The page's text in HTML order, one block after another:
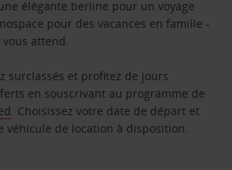
élégante berline pour un voyage
pour des vacances en famille -
attend.
surclassés et profitez de jours
en souscrivant au programme de
. Choisissez votre date de départ et
véhicule de location à disposition.